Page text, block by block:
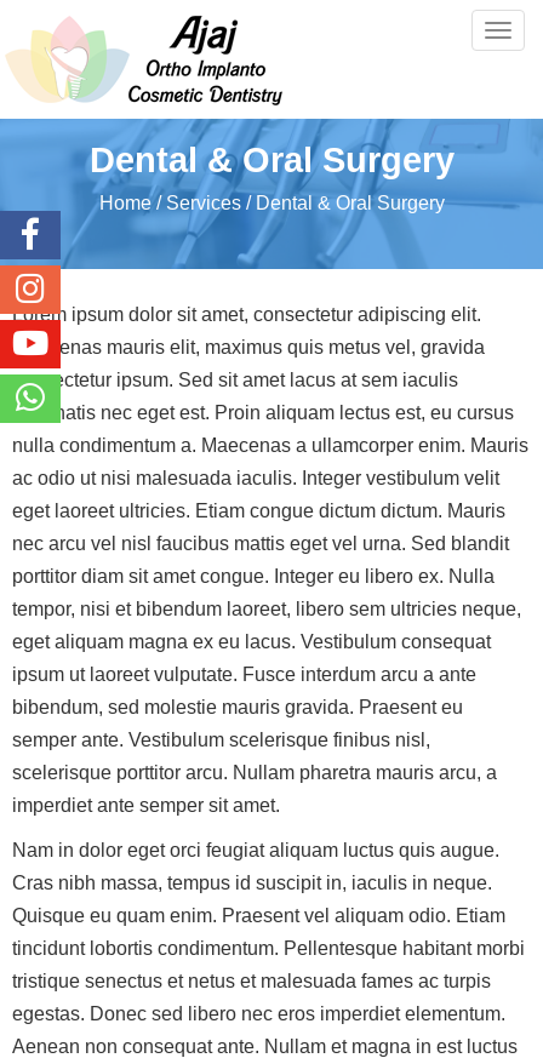
Dental & Oral Surgery
Home / Services / Dental & Oral Surgery
Lorem ipsum dolor sit amet, consectetur adipiscing elit.
Maecenas mauris elit, maximus quis metus vel, gravida
consectetur ipsum. Sed sit amet lacus at sem iaculis
venenatis nec eget est. Proin aliquam lectus est, eu cursus
nulla condimentum a. Maecenas a ullamcorper enim. Mauris
ac odio ut nisi malesuada iaculis. Integer vestibulum velit
eget laoreet ultricies. Etiam congue dictum dictum. Mauris
nec arcu vel nisl faucibus mattis eget vel urna. Sed blandit
porttitor diam sit amet congue. Integer eu libero ex. Nulla
tempor, nisi et bibendum laoreet, libero sem ultricies neque,
eget aliquam magna ex eu lacus. Vestibulum consequat
ipsum ut laoreet vulputate. Fusce interdum arcu a ante
bibendum, sed molestie mauris gravida. Praesent eu
semper ante. Vestibulum scelerisque finibus nisl,
scelerisque porttitor arcu. Nullam pharetra mauris arcu, a
imperdiet ante semper sit amet.
Nam in dolor eget orci feugiat aliquam luctus quis augue.
Cras nibh massa, tempus id suscipit in, iaculis in neque.
Quisque eu quam enim. Praesent vel aliquam odio. Etiam
tincidunt lobortis condimentum. Pellentesque habitant morbi
tristique senectus et netus et malesuada fames ac turpis
egestas. Donec sed libero nec eros imperdiet elementum.
Aenean non consequat ante. Nullam et magna in est luctus